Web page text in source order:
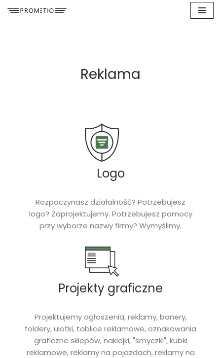
Reklama
Logo
Rozpoczynasz działalność? Potrzebujesz
logo? Zaprojektujemy. Potrzebujesz pomocy
przy wyborze nazwy firmy? Wymyślimy.
Projekty graficzne​
Projektujemy ogłoszenia, reklamy, banery,
foldery, ulotki, tablice reklamowe, oznakowania
graficzne sklepów, naklejki, "smyczki", kubki
reklamowe, reklamy na pojazdach, reklamy na